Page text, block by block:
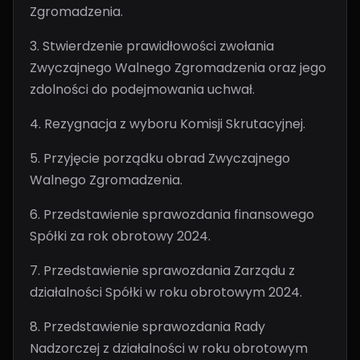
Zgromadzenia.
3. Stwierdzenie prawidłowości zwołania
Zwyczajnego Walnego Zgromadzenia oraz jego
zdolności do podejmowania uchwał.
4. Rezygnacja z wyboru Komisji Skrutacyjnej.
5. Przyjęcie porządku obrad Zwyczajnego
Walnego Zgromadzenia.
6. Przedstawienie sprawozdania finansowego
Spółki za rok obrotowy 2024.
7. Przedstawienie sprawozdania Zarządu z
działalności Spółki w roku obrotowym 2024.
8. Przedstawienie sprawozdania Rady
Nadzorczej z działalności w roku obrotowym